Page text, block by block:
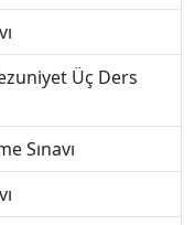
Üç Ders
Sınavı